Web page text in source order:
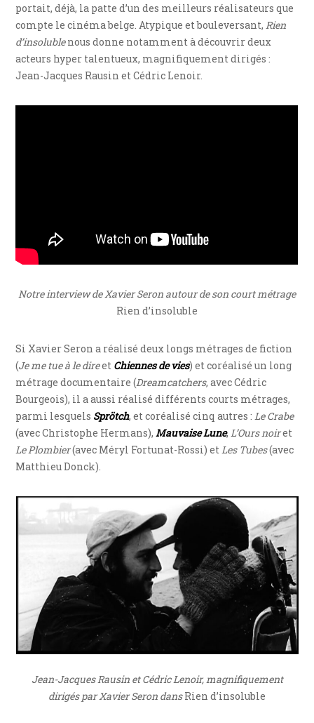
portait, déjà, la patte d’un des meilleurs réalisateurs que
compte le cinéma belge. Atypique et bouleversant,Rien
d’insolublenous donne notamment à découvrir deux
acteurs hyper talentueux, magnifiquement dirigés :
Jean-Jacques Rausin et Cédric Lenoir.
Notre interview de Xavier Seron autour de son court métrage
Rien d’insoluble
Si Xavier Seron a réalisé deux longs métrages de fiction
(Je me tue à le direet Chiennes de vies) et coréalisé un long
métrage documentaire (Dreamcatchers, avec Cédric
Bourgeois), il a aussi réalisé différents courts métrages,
parmi lesquels Sprötch, et coréalisé cinq autres :Le Crabe
(avec Christophe Hermans),Mauvaise Lune,L’Ours noiret
Le Plombier(avec Méryl Fortunat-Rossi) etLes Tubes(avec
Matthieu Donck).
Jean-Jacques Rausin et Cédric Lenoir, magnifiquement
dirigés par Xavier Seron dansRien d’insoluble